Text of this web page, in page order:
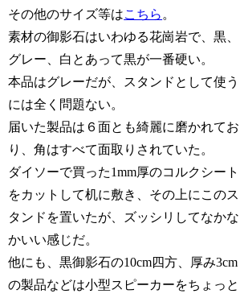
その他のサイズ等はこちら 。
素材の御影石はいわゆる花崗岩で、黒、
グレー、白とあって黒が一番硬い。
本品はグレーだが、スタンドとして使う
には全く問題ない。
届いた製品は６面とも綺麗に磨かれてお
り、角はすべて面取りされていた。
ダイソーで買った1mm厚のコルクシート
をカットして机に敷き、その上にこのス
タンドを置いたが、ズッシリしてなかな
かいい感じだ。
他にも、黒御影石の10cm四方、厚み3cm
の製品などは小型スピーカーをちょっと